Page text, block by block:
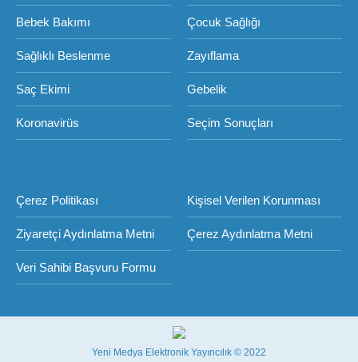
Bebek Bakımı Çocuk Sağlığı
Sağlıklı Beslenme Zayıflama
Saç Ekimi Gebelik
Koronavirüs Seçim Sonuçları
Çerez Politikası Kişisel Verilen Korunması
Ziyaretçi Aydınlatma Metni Çerez Aydınlatma Metni
Veri Sahibi Başvuru Formu
Yeni Medya Elektronik Yayıncılık © 2022